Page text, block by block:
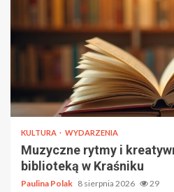
KULTURA WYDARZENIA
Muzyczne rytmy i
biblioteką w Kraśniku
Paulina Polak 8 sierpnia 2026 29